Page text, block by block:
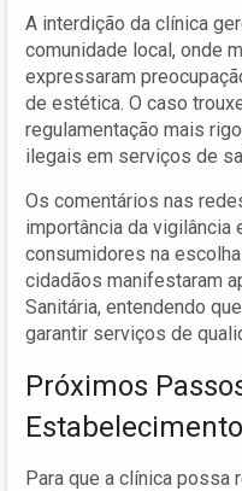
A interdição da clínica
comunidade local, onde
expressaram
de estética. O caso
regulamentação mais
ilegais em serviços de
Os comentários nas
importância da
consumidores na
cidadãos manifestaram
Sanitária, entendendo
garantir serviços de
Próximos
Estabelecimento
Para que a clínica possa